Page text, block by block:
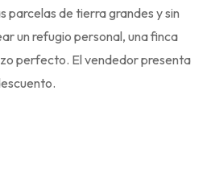
parcelas de tierra grandes y sin
un refugio personal, una finca
perfecto. El vendedor presenta